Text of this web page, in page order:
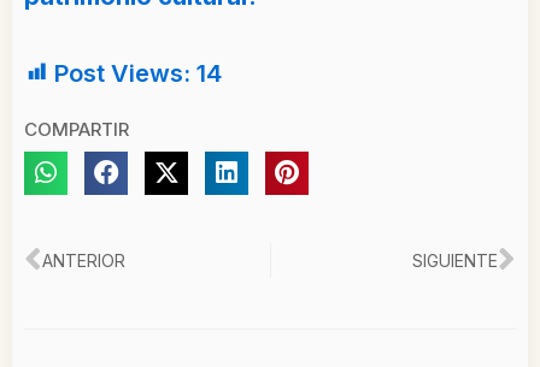
Post Views: 14
COMPARTIR
Ant
ANTERIOR SIGUIENTE